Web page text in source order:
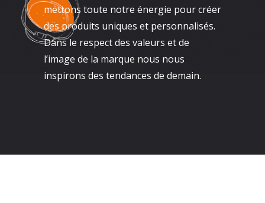
mettons toute notre énergie pour créer
des produits uniques et personnalisés.
Dans le respect des valeurs et de
l’image de la marque nous nous
inspirons des tendances de demain.